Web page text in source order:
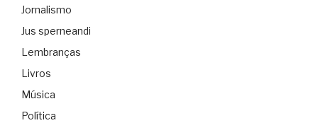
Jornalismo
Jus sperneandi
Lembranças
Livros
Música
Política